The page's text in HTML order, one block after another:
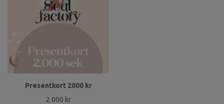
Presentkort 2000 kr
2 000 kr